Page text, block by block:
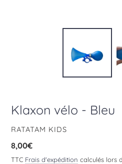
Klaxon vélo - Bleu
DISTRIBUTEUR
RATATAM KIDS
Prix
normal
8,00€
TTC Frais d'expédition calculés lors